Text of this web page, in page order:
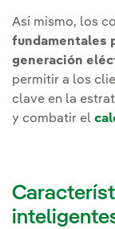
Así mismo, los
fundamentales
generación
permitir a los
clave en la
y combatir el